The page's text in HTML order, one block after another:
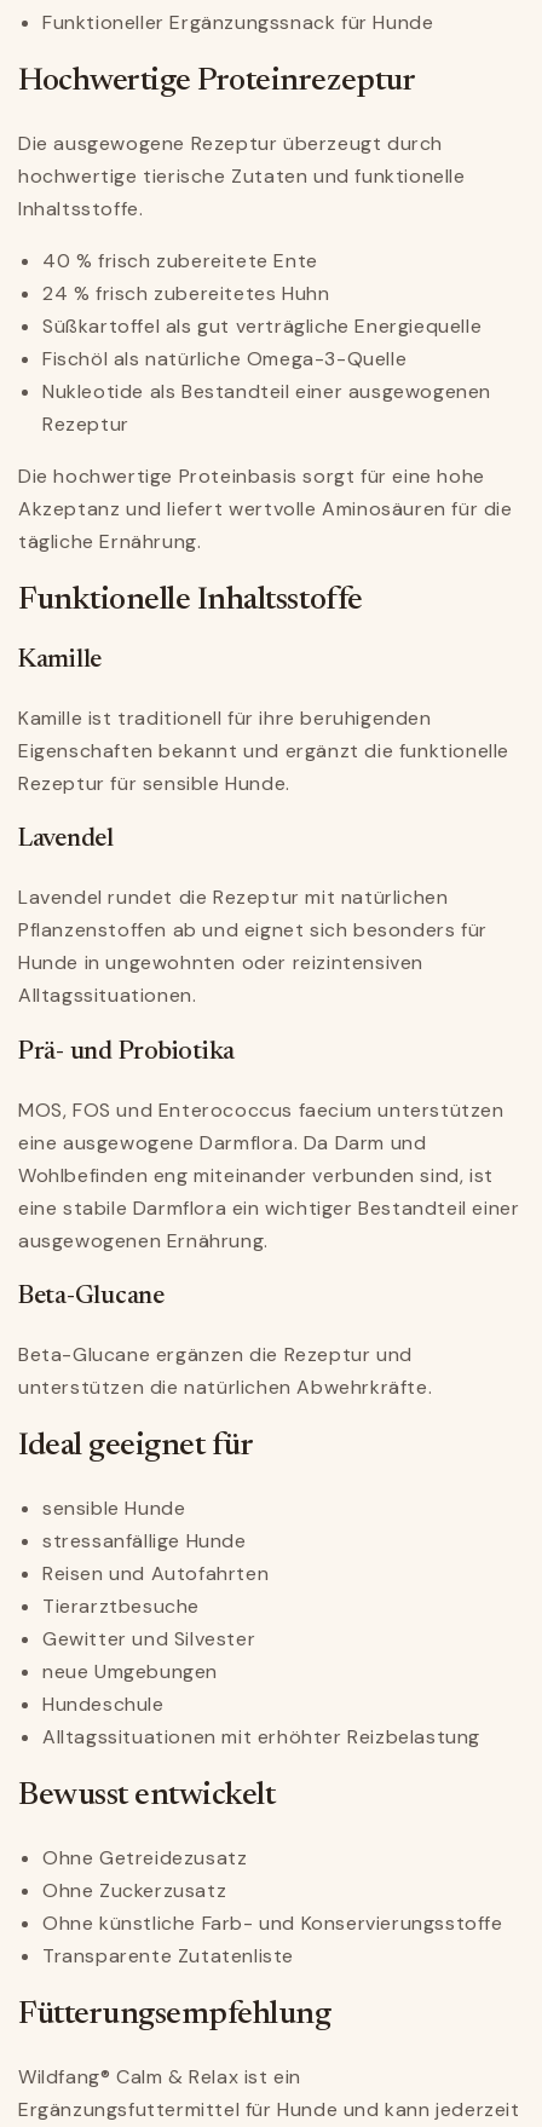
Funktioneller Ergänzungssnack für Hunde
Hochwertige Proteinrezeptur
Die ausgewogene Rezeptur überzeugt durch
hochwertige tierische Zutaten und funktionelle
Inhaltsstoffe.
40 % frisch zubereitete Ente
24 % frisch zubereitetes Huhn
Süßkartoffel als gut verträgliche Energiequelle
Fischöl als natürliche Omega-3-Quelle
Nukleotide als Bestandteil einer ausgewogenen
Rezeptur
Die hochwertige Proteinbasis sorgt für eine hohe
Akzeptanz und liefert wertvolle Aminosäuren für die
tägliche Ernährung.
Funktionelle Inhaltsstoffe
Kamille
Kamille ist traditionell für ihre beruhigenden
Eigenschaften bekannt und ergänzt die funktionelle
Rezeptur für sensible Hunde.
Lavendel
Lavendel rundet die Rezeptur mit natürlichen
Pflanzenstoffen ab und eignet sich besonders für
Hunde in ungewohnten oder reizintensiven
Alltagssituationen.
Prä- und Probiotika
MOS, FOS und Enterococcus faecium unterstützen
eine ausgewogene Darmflora. Da Darm und
Wohlbefinden eng miteinander verbunden sind, ist
eine stabile Darmflora ein wichtiger Bestandteil einer
ausgewogenen Ernährung.
Beta-Glucane
Beta-Glucane ergänzen die Rezeptur und
unterstützen die natürlichen Abwehrkräfte.
Ideal geeignet für
sensible Hunde
stressanfällige Hunde
Reisen und Autofahrten
Tierarztbesuche
Gewitter und Silvester
neue Umgebungen
Hundeschule
Alltagssituationen mit erhöhter Reizbelastung
Bewusst entwickelt
Ohne Getreidezusatz
Ohne Zuckerzusatz
Ohne künstliche Farb- und Konservierungsstoffe
Transparente Zutatenliste
Fütterungsempfehlung
Wildfang® Calm & Relax ist ein
Ergänzungsfuttermittel für Hunde und kann jederzeit